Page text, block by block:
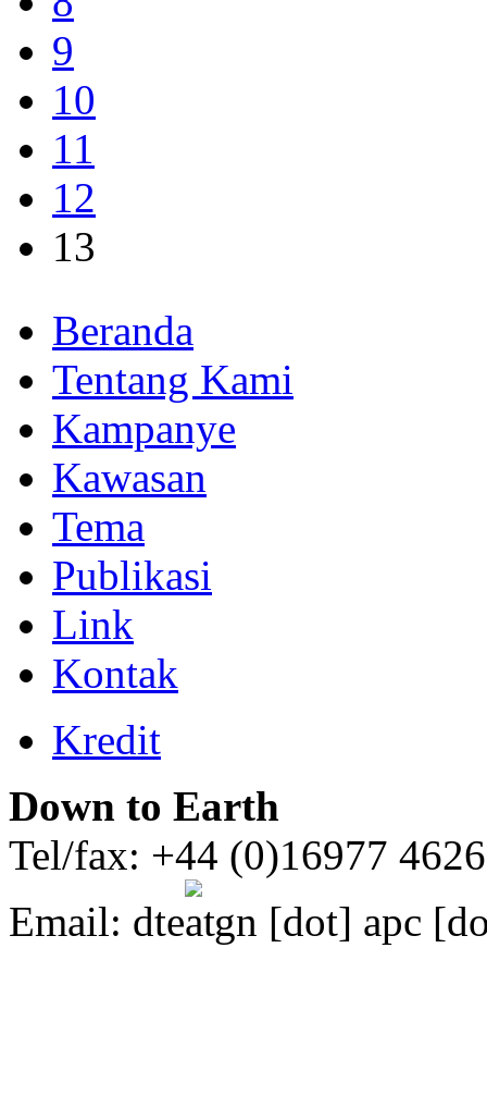
9
10
11
12
13
Beranda
Tentang Kami
Kampanye
Kawasan
Tema
Publikasi
Link
Kontak
Kredit
Down to Earth
Tel/fax: +44 (0)16977
Email: dte gn [dot] apc